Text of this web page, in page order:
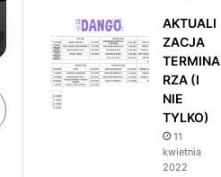
AKTUALI
ZACJA
TERMINA
RZA (I
NIE
TYLKO)
11
kwietnia
2022